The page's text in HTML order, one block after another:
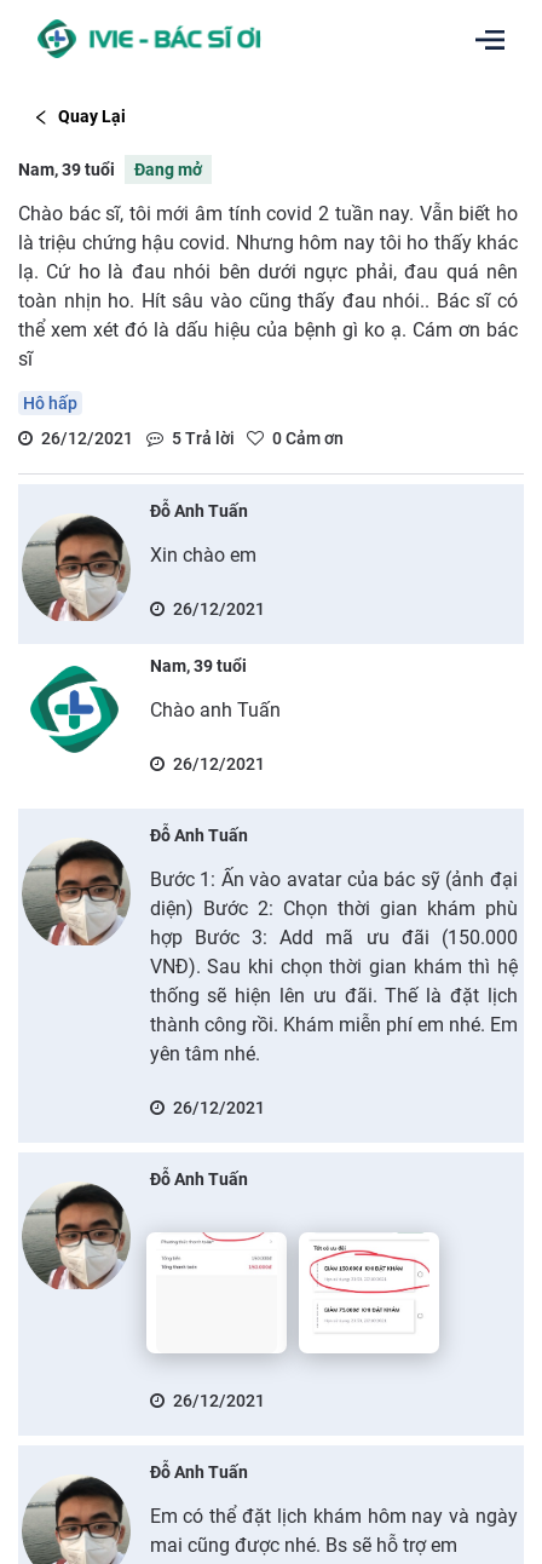
Quay Lại
Nam, 39 tuổi Đang mở
Chào bác sĩ, tôi mới âm tính covid 2 tuần nay. Vẫn biết ho
là triệu chứng hậu covid. Nhưng hôm nay tôi ho thấy khác
lạ. Cứ ho là đau nhói bên dưới ngực phải, đau quá nên
toàn nhịn ho. Hít sâu vào cũng thấy đau nhói.. Bác sĩ có
thể xem xét đó là dấu hiệu của bệnh gì ko ạ. Cám ơn bác
sĩ
Hô hấp
26/12/2021
5Trả lời 0Cảm ơn
Đỗ Anh Tuấn
Xin chào em
26/12/2021
Nam, 39 tuổi
Chào anh Tuấn
26/12/2021
Đỗ Anh Tuấn
Bước 1: Ấn vào avatar của bác sỹ (ảnh đại
diện) Bước 2: Chọn thời gian khám phù
hợp Bước 3: Add mã ưu đãi (150.000
VNĐ). Sau khi chọn thời gian khám thì hệ
thống sẽ hiện lên ưu đãi. Thế là đặt lịch
thành công rồi. Khám miễn phí em nhé. Em
yên tâm nhé.
26/12/2021
Đỗ Anh Tuấn
26/12/2021
Đỗ Anh Tuấn
Em có thể đặt lịch khám hôm nay và ngày
mai cũng được nhé. Bs sẽ hỗ trợ em